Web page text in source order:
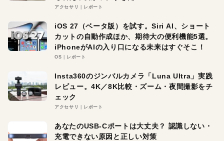
アクセサリ レポート
iOS 27（ベータ版）を試す。Siri AI、ショート
カットの自動作成ほか、期待大の便利機能5選。
iPhoneがAIの入り口になる未来はすぐそこ！
OS レポート
Insta360のジンバルカメラ「Luna Ultra」実践
レビュー。4K／8K比較・ズーム・夜間撮影をチ
ェック
アクセサリ レポート
あなたのUSB-Cポートは大丈夫？ 認識しない・
充電できない原因と正しい対策